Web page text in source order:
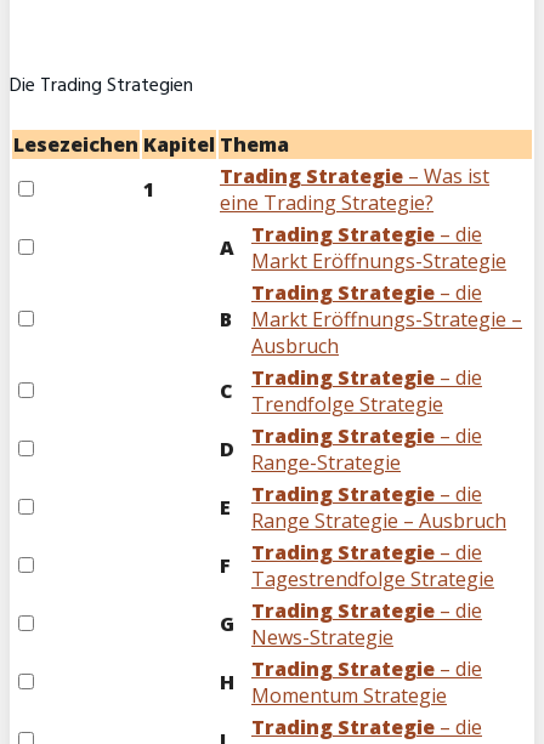
Die Trading Strategien
Lesezeichen Kapitel Thema
1
Trading Strategie – Was ist
eine Trading Strategie?
A
Trading Strategie – die
Markt Eröffnungs-Strategie
B
Trading Strategie – die
Markt Eröffnungs-Strategie –
Ausbruch
C
Trading Strategie – die
Trendfolge Strategie
D
Trading Strategie – die
Range-Strategie
E
Trading Strategie – die
Range Strategie – Ausbruch
F
Trading Strategie – die
Tagestrendfolge Strategie
G
Trading Strategie – die
News-Strategie
H
Trading Strategie – die
Momentum Strategie
Trading Strategie – die